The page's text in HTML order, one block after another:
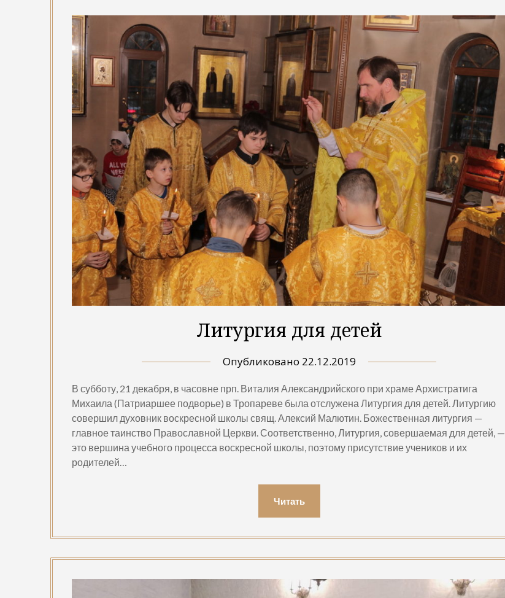
Литургия для детей
Опубликовано 22.12.2019
В субботу, 21 декабря, в часовне прп. Виталия Александрийского при храме Архистратига
Михаила (Патриаршее подворье) в Тропареве была отслужена Литургия для детей. Литургию
совершил духовник воскресной школы свящ. Алексий Малютин. Божественная литургия —
главное таинство Православной Церкви. Соответственно, Литургия, совершаемая для детей, —
это вершина учебного процесса воскресной школы, поэтому присутствие учеников и их
родителей…
Читать